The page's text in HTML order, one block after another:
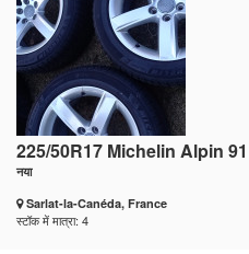
225/50R17 Michelin Alpin 91
नया
Sarlat-la-Canéda, France
स्टॉक में मात्रा: 4